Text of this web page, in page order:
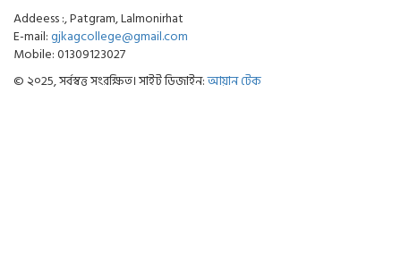
Addeess :, Patgram, Lalmonirhat
E-mail:gjkagcollege@gmail.com
Mobile: 01309123027
© ২০25, সর্বস্বত্ত সংরক্ষিত। সাইট ডিজাইন:আয়ান টেক